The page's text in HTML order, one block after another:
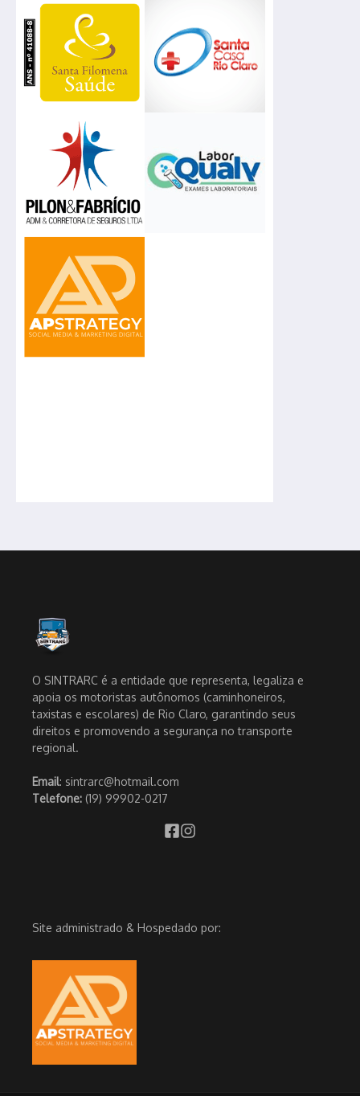
O SINTRARC é a entidade que representa, legaliza e
apoia os motoristas autônomos (caminhoneiros,
taxistas e escolares) de Rio Claro, garantindo seus
direitos e promovendo a segurança no transporte
regional.
Email: sintrarc@hotmail.com
Telefone: (19) 99902-0217
Site administrado & Hospedado por: